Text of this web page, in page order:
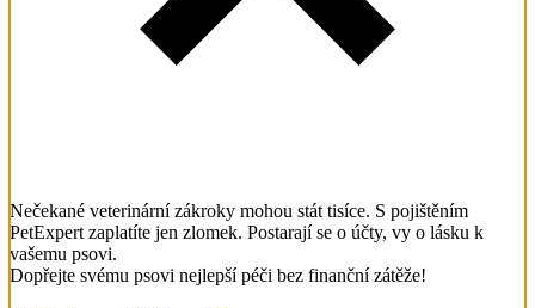
Nečekané veterinární zákroky mohou stát tisíce. S pojištěním
PetExpert zaplatíte jen zlomek. Postarají se o účty, vy o lásku k
vašemu psovi.
Dopřejte svému psovi nejlepší péči bez finanční zátěže!